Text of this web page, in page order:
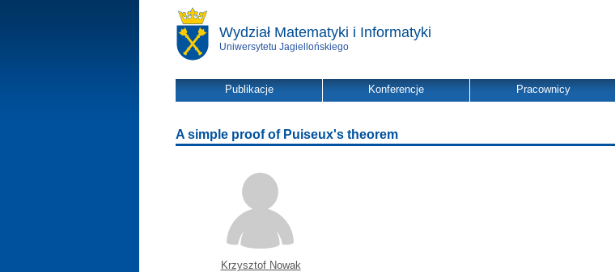
Wydział Matematyki i Informatyki
Uniwersytetu Jagiellońskiego
Publikacje Konferencje Pracownicy
A simple proof of Puiseux's theorem
Krzysztof Nowak